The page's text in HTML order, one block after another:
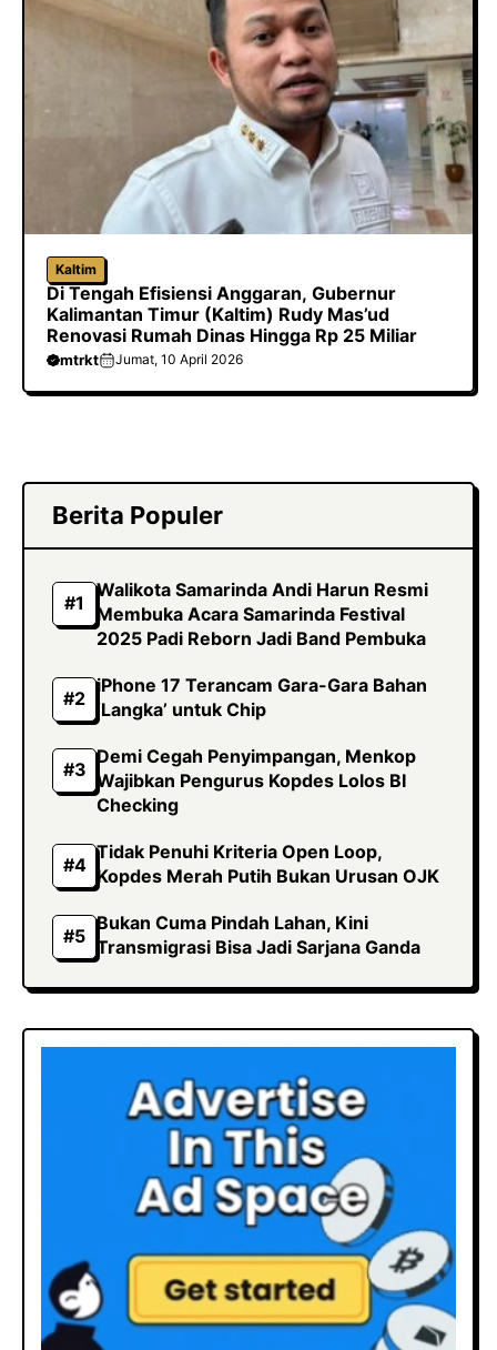
Kaltim
Di Tengah Efisiensi Anggaran, Gubernur
Kalimantan Timur (Kaltim) Rudy Mas’ud
Renovasi Rumah Dinas Hingga Rp 25 Miliar
mtrkt Jumat, 10 April 2026
Berita Populer
Walikota Samarinda Andi Harun Resmi
Membuka Acara Samarinda Festival
2025 Padi Reborn Jadi Band Pembuka
iPhone 17 Terancam Gara-Gara Bahan
‘Langka’ untuk Chip
Demi Cegah Penyimpangan, Menkop
Wajibkan Pengurus Kopdes Lolos BI
Checking
Tidak Penuhi Kriteria Open Loop,
Kopdes Merah Putih Bukan Urusan OJK
Bukan Cuma Pindah Lahan, Kini
Transmigrasi Bisa Jadi Sarjana Ganda